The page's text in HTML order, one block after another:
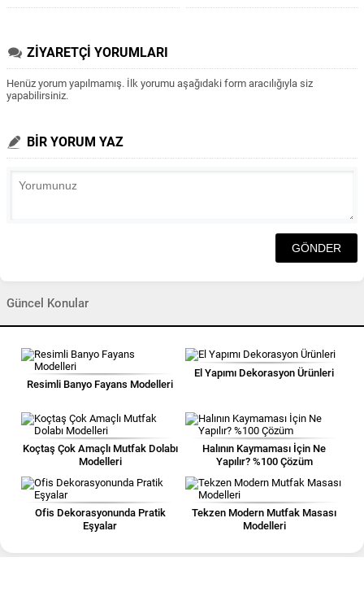
ZİYARETÇİ YORUMLARI
Henüz yorum yapılmamış. İlk yorumu aşağıdaki form aracılığıyla siz
yapabilirsiniz.
BİR YORUM YAZ
Güncel Konular
Resimli Banyo Fayans Modelleri
El Yapımı Dekorasyon Ürünleri
Koçtaş Çok Amaçlı Mutfak Dolabı
Modelleri
Halının Kaymaması İçin Ne
Yapılır? %100 Çözüm
Ofis Dekorasyonunda Pratik
Eşyalar
Tekzen Modern Mutfak Masası
Modelleri